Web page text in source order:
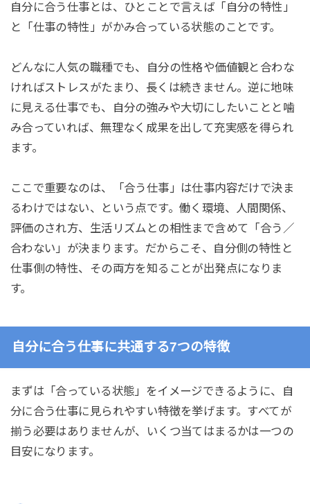
自分に合う仕事とは、ひとことで言えば「自分の特性」
と「仕事の特性」がかみ合っている状態のことです。
どんなに人気の職種でも、自分の性格や価値観と合わな
ければストレスがたまり、長くは続きません。逆に地味
に見える仕事でも、自分の強みや大切にしたいことと噛
み合っていれば、無理なく成果を出して充実感を得られ
ます。
ここで重要なのは、「合う仕事」は仕事内容だけで決ま
るわけではない、という点です。働く環境、人間関係、
評価のされ方、生活リズムとの相性まで含めて「合う／
合わない」が決まります。だからこそ、自分側の特性と
仕事側の特性、その両方を知ることが出発点になりま
す。
自分に合う仕事に共通する7つの特徴
まずは「合っている状態」をイメージできるように、自
分に合う仕事に見られやすい特徴を挙げます。すべてが
揃う必要はありませんが、いくつ当てはまるかは一つの
目安になります。